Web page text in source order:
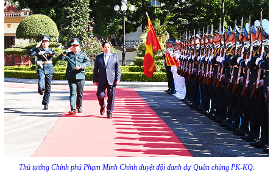
Thủ tướng Chính phủ Phạm Minh Chính duyệt đội danh dự Quân chủng PK-KQ.